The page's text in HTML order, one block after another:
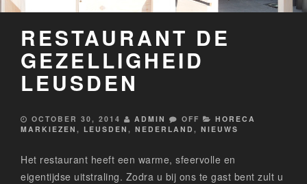
RESTAURANT DE
GEZELLIGHEID
LEUSDEN
OCTOBER 30, 2014 ADMIN OFF
HORECA
MARKIEZEN , LEUSDEN , NEDERLAND , NIEUWS
Het restaurant heeft een warme, sfeervolle en
eigentijdse uitstraling. Zodra u bij ons te gast bent zult u